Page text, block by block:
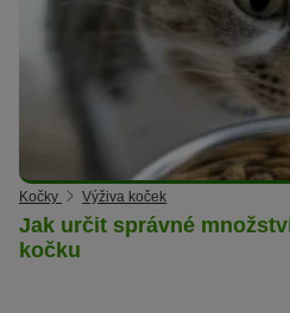
Kočky Výživa koček
Jak určit správné
kočku